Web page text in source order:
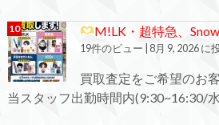
M!LK・超特急、
19件のビュー 8月 9, 2026 に
買取査定をご希望のお
当スタッフ出勤時間内(9:30~16:30/水